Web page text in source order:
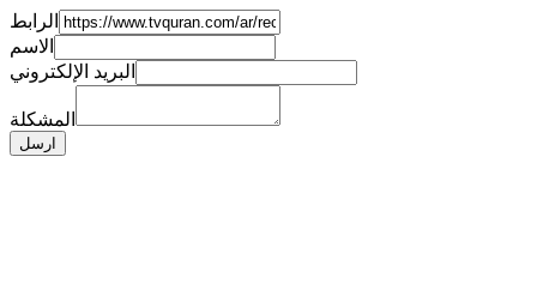
الرابط
الاسم
البريد الإلكتروني
المشكلة
ارسل